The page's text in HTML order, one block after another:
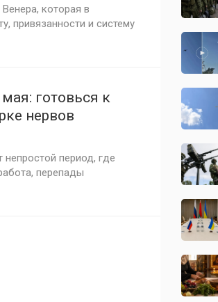
которая в
привязанности и систему
готовься к
нервов
период, где
перепады